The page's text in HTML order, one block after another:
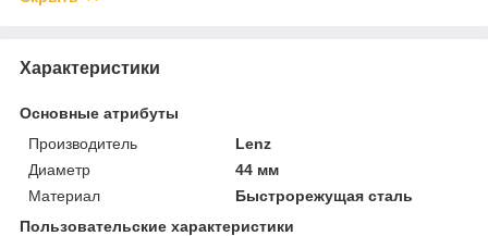
Характеристики
Основные атрибуты
Производитель
Lenz
Диаметр
44 мм
Материал
Быстрорежущая сталь
Пользовательские характеристики